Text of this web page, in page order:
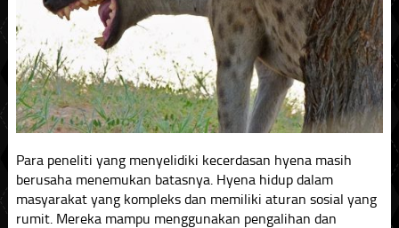
Para peneliti yang menyelidiki kecerdasan hyena masih
berusaha menemukan batasnya. Hyena hidup dalam
masyarakat yang kompleks dan memiliki aturan sosial yang
rumit. Mereka mampu menggunakan pengalihan dan